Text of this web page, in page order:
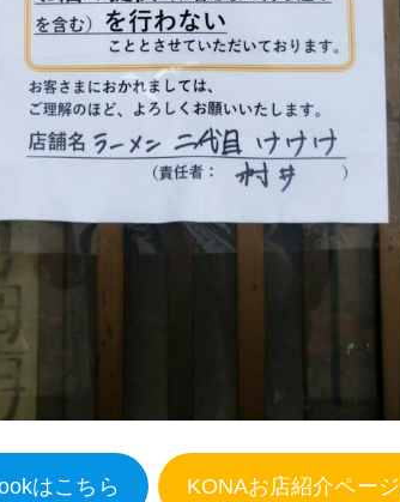
はこちら KONAお店紹介ペー